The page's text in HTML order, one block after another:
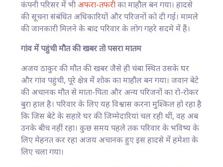
कंपनी परिसर में भी अफरा-तफरीका माहौल बन गया। हादसे
की सूचना संबंधित अधिकारियों और परिजनों को दी गई। मामले
की जानकारी मिलने के बाद परिवार के लोग गहरे सदमे में हैं।
गांव में पहुंची मौत की खबर तो पसरा मातम
अजय ठाकुर की मौत की खबर जैसे ही चंबा स्थित उसके घर
और गांव पहुंची, पूरे क्षेत्र में शोक का माहौल बन गया। जवान बेटे
की अचानक मौत से माता-पिता और अन्य परिजनों का रो-रोकर
बुरा हाल है। परिवार के लिए यह विश्वास करना मुश्किल हो रहा है
कि जिस बेटे के सहारे घर की जिम्मेदारियां चल रही थीं, वह अब
उनके बीच नहीं रहा। कुछ समय पहले तक परिवार के भविष्य के
लिए मेहनत कर रहा अजय अचानक हुए इस हादसे में हमेशा के
लिए चला गया।